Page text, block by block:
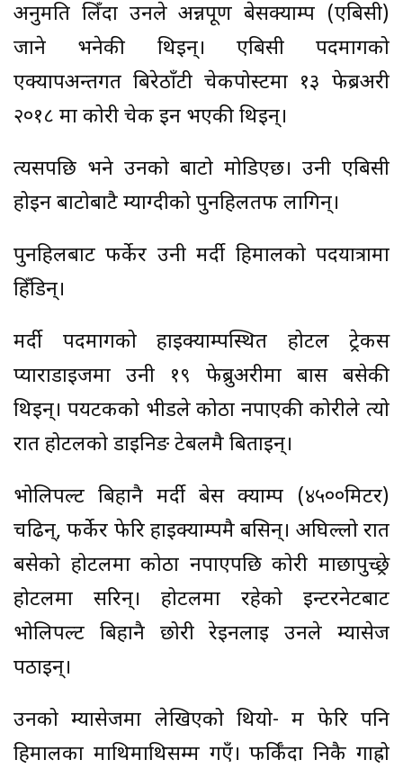
अनुमति लिँदा उनले अन्नपूर्ण बेसक्याम्प (एबिसी)
जाने भनेकी थिइन्। एबिसी पदमार्गको
एक्यापअन्तर्गत बिरेठाँटी चेकपोस्टमा १३ फेब्रअरी
२०१८ मा कोरी चेक इन भएकी थिइन्।
त्यसपछि भने उनको बाटो मोडिएछ। उनी एबिसी
होइन बाटोबाटै म्याग्दीको पुनहिलतर्फ लागिन्।
पुनहिलबाट फर्केर उनी मर्दी हिमालको पदयात्रामा
हिँडिन्।
मर्दी पदमार्गको हाइक्याम्पस्थित होटल ट्रेकर्स
प्याराडाइजमा उनी १९ फेब्रुअरीमा बास बसेकी
थिइन्। पर्यटकको भीडले कोठा नपाएकी कोरीले त्यो
रात होटलको डाइनिङ टेबलमै बिताइन्।
भोलिपल्ट बिहानै मर्दी बेस क्याम्प (४५००मिटर)
चढिन्, फर्केर फेरि हाइक्याम्पमै बसिन्। अघिल्लो रात
बसेको होटलमा कोठा नपाएपछि कोरी माछापुच्छ्रे
होटलमा सरिन्। होटलमा रहेको इन्टरनेटबाट
भोलिपल्ट बिहानै छोरी रेइनलाई उनले म्यासेज
पठाइन्।
उनको म्यासेजमा लेखिएको थियो- म फेरि पनि
हिमालका माथिमाथिसम्म गएँ। फर्किँदा निकै गाह्रो